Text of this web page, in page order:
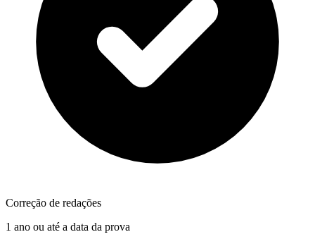
Correção de redações
1 ano ou até a data da prova